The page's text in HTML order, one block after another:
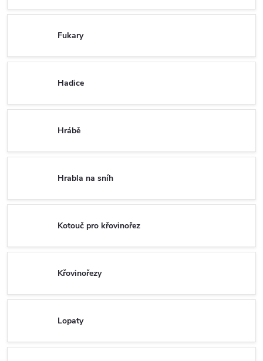
Fukary
Hadice
Hrábě
Hrabla na sníh
Kotouč pro křovinořez
Křovinořezy
Lopaty